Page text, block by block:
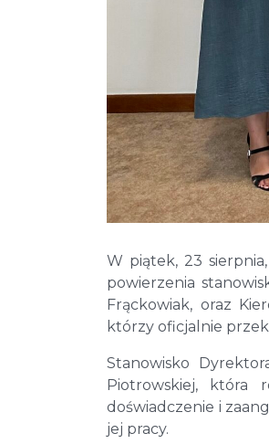
W piątek, 23
powierzenia
Frąckowiak, oraz
którzy oficjalnie
Stanowisko
Piotrowskiej, która
doświadczenie i
jej pracy.